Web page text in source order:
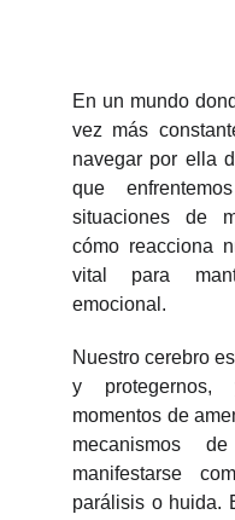
En un mundo
vez más
navegar por ella
que
situaciones de
cómo reacciona
vital para
emocional.
Nuestro cerebro
y
momentos de
mecanismos
manifestarse
parálisis o huida.